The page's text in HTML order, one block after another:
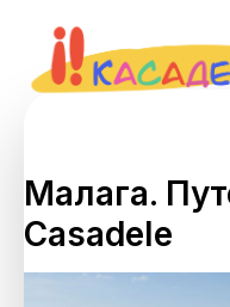
Малага.
Casadele